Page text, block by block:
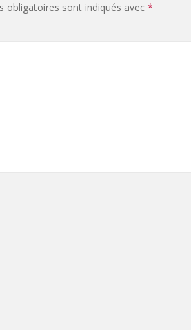
obligatoires sont indiqués avec *